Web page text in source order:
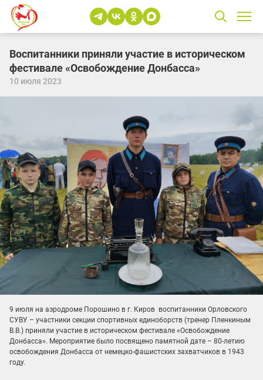
Воспитанники приняли участие в историческом
фестивале «Освобождение Донбасса»
10 июля 2023
9 июля на аэродроме Порошино в г. Киров воспитанники Орловского
СУВУ – участники секции спортивных единоборств (тренер Пленкиным
В.В.) приняли участие в историческом фестивале «Освобождение
Донбасса». Мероприятие было посвящено памятной дате – 80-летию
освобождения Донбасса от немецко-фашистских захватчиков в 1943
году.